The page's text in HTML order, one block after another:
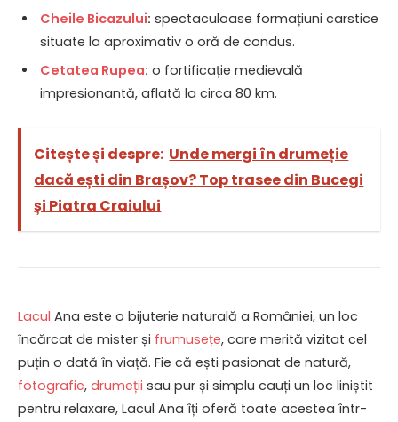
Cheile Bicazului: spectaculoase formațiuni carstice
situate la aproximativ o oră de condus.
Cetatea Rupea: o fortificație medievală
impresionantă, aflată la circa 80 km.
Citește și despre: Unde mergi în drumeție
dacă ești din Brașov? Top trasee din Bucegi
și Piatra Craiului
Lacul Ana este o bijuterie naturală a României, un loc
încărcat de mister și frumusețe, care merită vizitat cel
puțin o dată în viață. Fie că ești pasionat de natură,
fotografie, drumeții sau pur și simplu cauți un loc liniștit
pentru relaxare, Lacul Ana îți oferă toate acestea într-